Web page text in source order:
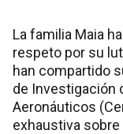
La familia Maia
respeto por su
han compartido
de Investigación
Aeronáuticos
exhaustiva